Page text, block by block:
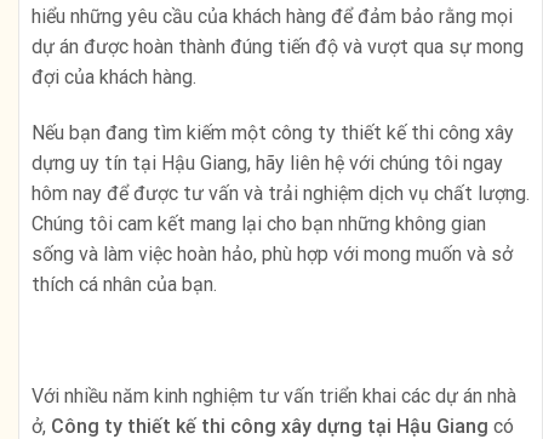
hiểu những yêu cầu của khách hàng để đảm bảo rằng mọi
dự án được hoàn thành đúng tiến độ và vượt qua sự mong
đợi của khách hàng.
Nếu bạn đang tìm kiếm một công ty thiết kế thi công xây
dựng uy tín tại Hậu Giang, hãy liên hệ với chúng tôi ngay
hôm nay để được tư vấn và trải nghiệm dịch vụ chất lượng.
Chúng tôi cam kết mang lại cho bạn những không gian
sống và làm việc hoàn hảo, phù hợp với mong muốn và sở
thích cá nhân của bạn.
Với nhiều năm kinh nghiệm tư vấn triển khai các dự án nhà
ở, Công ty thiết kế thi công xây dựng tại Hậu Giang có